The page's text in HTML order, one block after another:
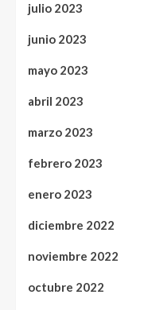
julio 2023
junio 2023
mayo 2023
abril 2023
marzo 2023
febrero 2023
enero 2023
diciembre 2022
noviembre 2022
octubre 2022